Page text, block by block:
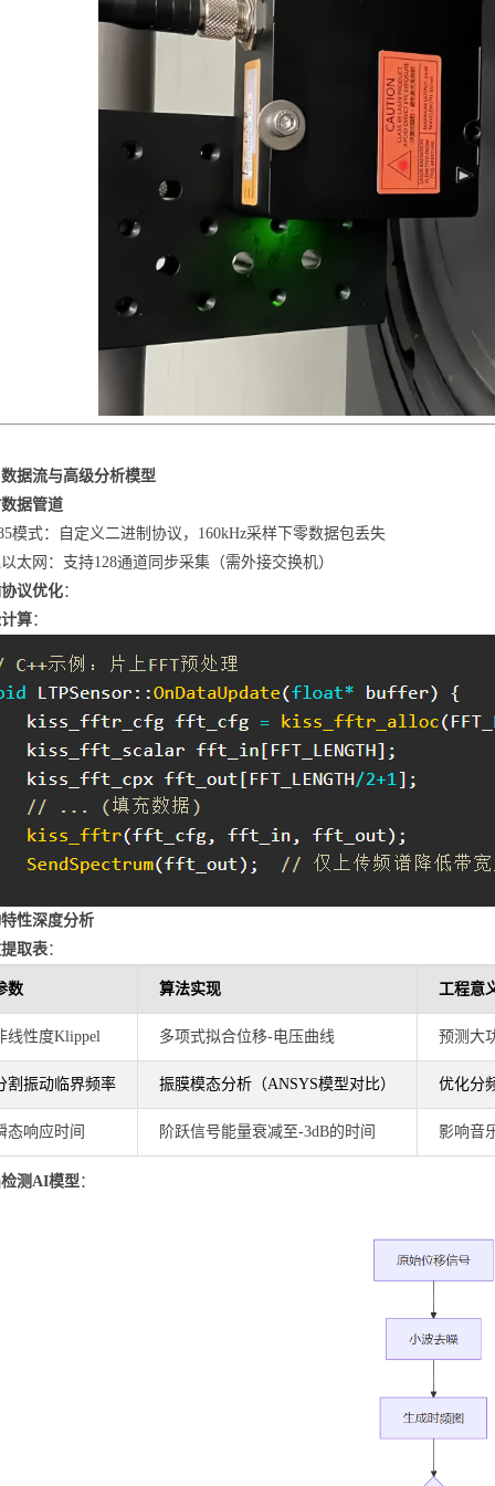
据流与高级分析模型
据管道
模式：自定义二进制协议，160kHz采样下零数据包丢失
太网：支持128通道同步采集（需外接交换机）
议优化：
算：
性深度分析
取表：
数 算法实现 工程意
线性度Klippel 多项式拟合位移-电压曲线 预测大
割振动临界频率 振膜模态分析（ANSYS模型对比） 优化分
态响应时间 阶跃信号能量衰减至-3dB的时间 影响音
测AI模型：